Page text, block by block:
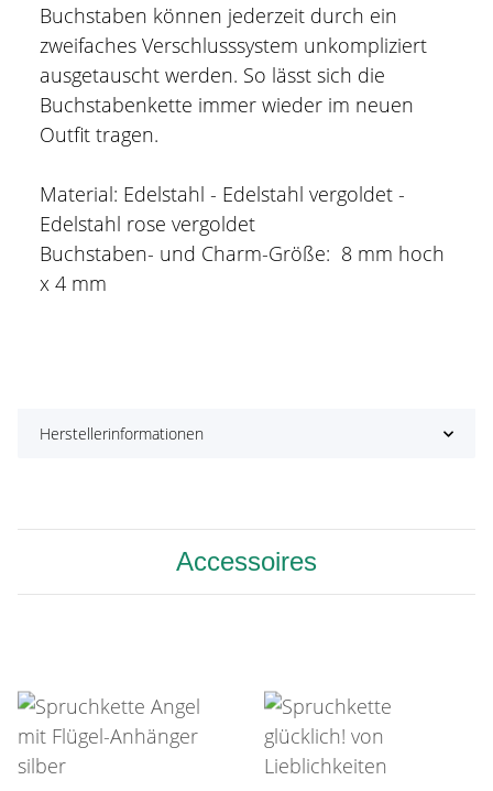
Buchstaben können jederzeit durch ein
zweifaches Verschlusssystem unkompliziert
ausgetauscht werden. So lässt sich die
Buchstabenkette immer wieder im neuen
Outfit tragen.
Material: Edelstahl - Edelstahl vergoldet -
Edelstahl rose vergoldet
Buchstaben- und Charm-Größe: 8 mm hoch
x 4 mm
Herstellerinformationen
Accessoires